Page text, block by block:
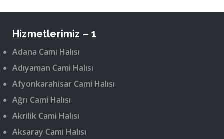
Hizmetlerimiz – 1
Adana Cami Halısı
Adıyaman Cami Halısı
Afyonkarahisar Cami Halısı
Ağrı Cami Halısı
Akrilik Cami Halısı
Aksaray Cami Halısı